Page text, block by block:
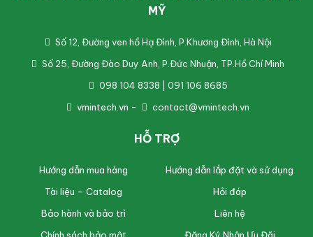
MỸ
Số 12, Đường ven hồ Hạ Đình, P.Khương Đình, Hà Nội
Số 25, Đường Đào Duy Anh, P.Đức Nhuận, TP.Hồ Chí Minh
098 104 8338 | 091 106 8685
vmintech.vn - contact@vmintech.vn
HỖ TRỢ
Hướng dẫn mua hàng
Hướng dẫn lắp đặt và sử dụng
Tài liệu – Catalog
Hỏi đáp
Bảo hành và bảo trì
Liên hệ